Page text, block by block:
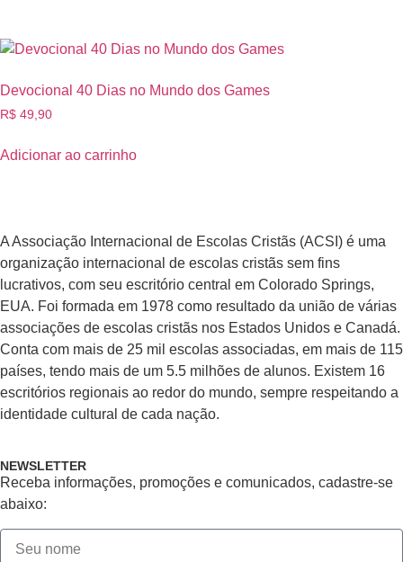
Devocional 40 Dias no Mundo dos Games
R$ 49,90
Adicionar ao carrinho
A Associação Internacional de Escolas Cristãs (ACSI) é uma
organização internacional de escolas cristãs sem fins
lucrativos, com seu escritório central em Colorado Springs,
EUA. Foi formada em 1978 como resultado da união de várias
associações de escolas cristãs nos Estados Unidos e Canadá.
Conta com mais de 25 mil escolas associadas, em mais de 115
países, tendo mais de um 5.5 milhões de alunos. Existem 16
escritórios regionais ao redor do mundo, sempre respeitando a
identidade cultural de cada nação.
NEWSLETTER
Receba informações, promoções e comunicados, cadastre-se
abaixo: